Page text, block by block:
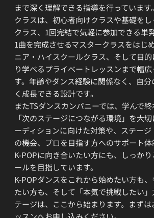
まで深く理解できる指導を行っています。
クラスは、初心者向けクラスや基礎を
クラス、1回完結で気軽に参加できる単
1曲を完成させるマスタークラスをはじ
ニア・ハイスクールクラス、そして目的
り学べるプライベートレッスンまで幅
す。年齢やダンス経験に関係なく、自
く成長できる設計です。
またTSダンスカンパニーでは、学んで終
「次のステージにつながる環境」を大
ーディションに向けた対策や、ステー
の機会、プロを目指す方へのサポート
K-POPに向き合いたい方にも、しっか
ールを目指しています。
K-POPダンスをこれから始めたい方も
たい方も、そして「本気で挑戦したい
テージは、ここから始まります。まず